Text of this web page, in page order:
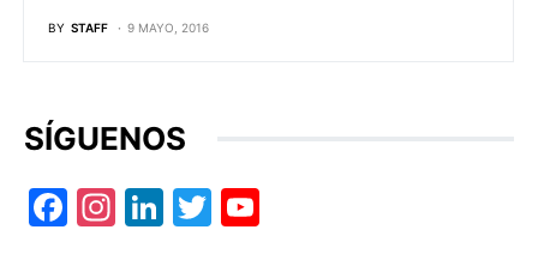
BY STAFF 9 MAYO, 2016
SÍGUENOS
Facebook
Instagram
LinkedIn
Twitter